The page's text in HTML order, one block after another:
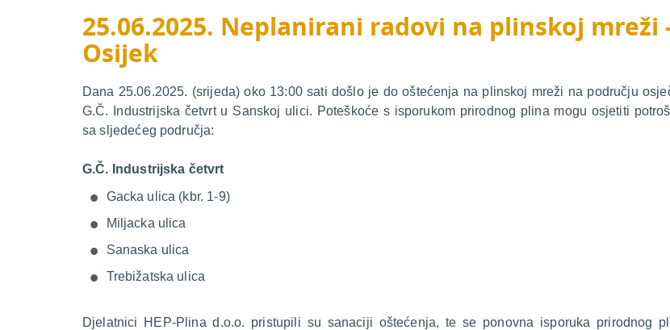
25.06.2025. Neplanirani radovi na plinskoj mreži
Osijek
Dana 25.06.2025. (srijeda) oko 13:00 sati došlo je do oštećenja na plinskoj mreži na području
G.Č. Industrijska četvrt u Sanskoj ulici. Poteškoće s isporukom prirodnog plina mogu osjetiti
sa sljedećeg područja:
G.Č. Industrijska četvrt
Gacka ulica (kbr. 1-9)
Miljacka ulica
Sanaska ulica
Trebižatska ulica
Djelatnici HEP-Plina d.o.o. pristupili su sanaciji oštećenja, te se ponovna isporuka prirodnog